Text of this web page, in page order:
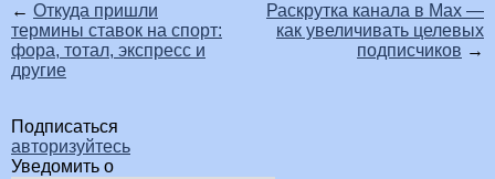
← Откуда пришли
термины ставок на спорт:
фора, тотал, экспресс и
другие
Раскрутка канала в Max —
как увеличивать целевых
подписчиков →
Подписаться
авторизуйтесь
Уведомить о